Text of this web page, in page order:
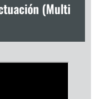
(Multi